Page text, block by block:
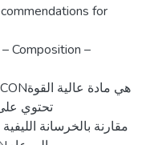
for
Composition –
تحتوي
مقارنة بالخرسانة